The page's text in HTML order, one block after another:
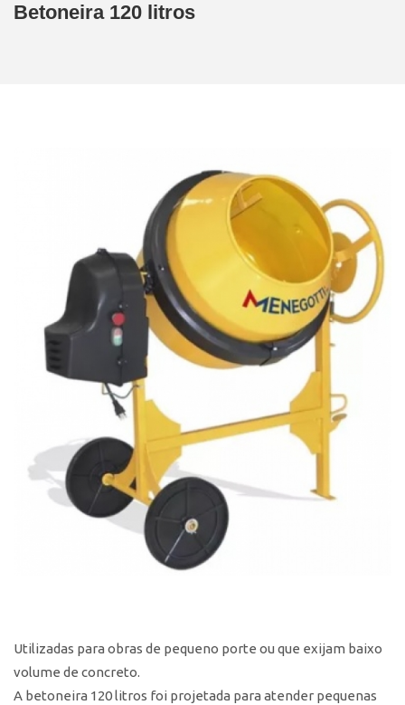
Betoneira 120 litros
Utilizadas para obras de pequeno porte ou que exijam baixo
volume de concreto.
A betoneira 120 litros foi projetada para atender pequenas